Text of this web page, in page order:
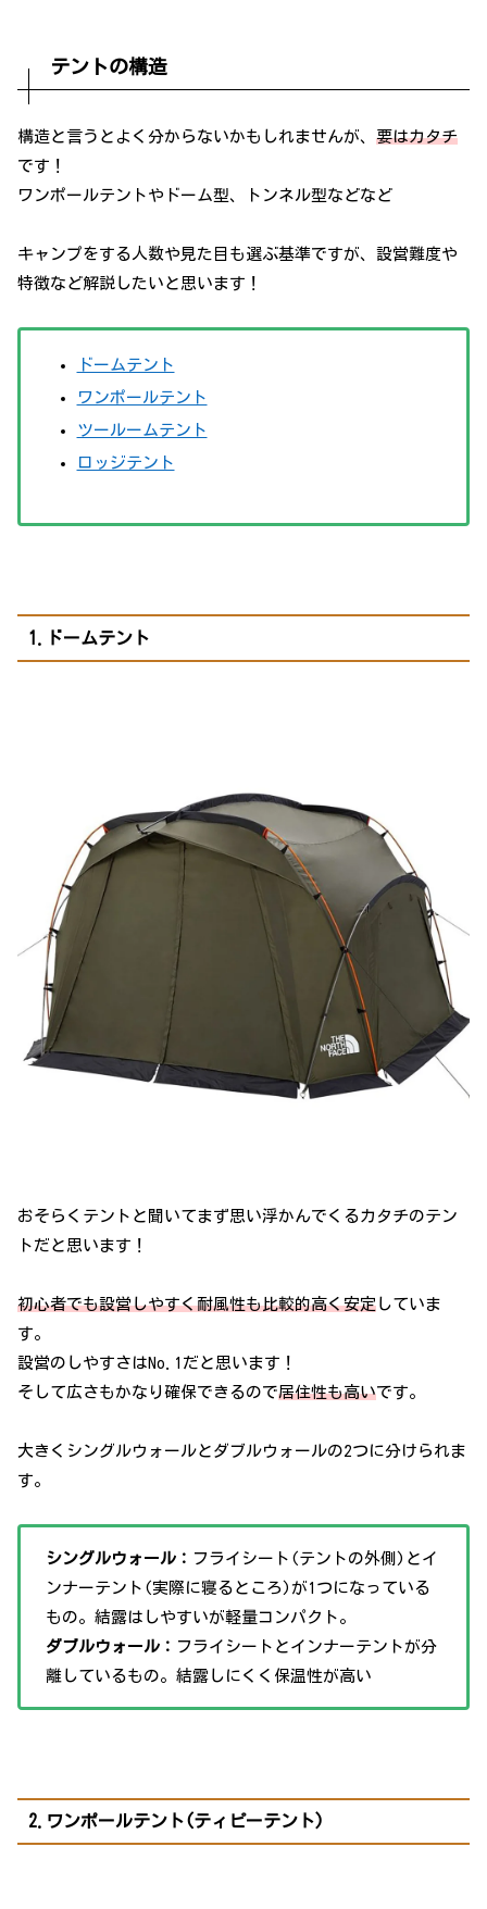
テントの構造
構造と言うとよく分からないかもしれませんが、 要はカタチ
です！
ワンポールテントやドーム型、トンネル型などなど
キャンプをする人数や見た目も選ぶ基準ですが、設営難度や
特徴など解説したいと思います！
ドームテント
ワンポールテント
ツールームテント
ロッジテント
1.ドームテント
おそらくテントと聞いてまず思い浮かんでくるカタチのテン
トだと思います！
初心者でも設営しやすく耐風性も比較的高く安定 していま
す。
設営のしやすさはNo.1だと思います！
そして広さもかなり確保できるので居住性も高いです。
大きくシングルウォールとダブルウォールの2つに分けられま
す。
シングルウォール： フライシート(テントの外側)とイ
ンナーテント(実際に寝るところ)が1つになっている
もの。結露はしやすいが軽量コンパクト。
ダブルウォール： フライシートとインナーテントが分
離しているもの。結露しにくく保温性が高い
2.ワンポールテント(ティピーテント)